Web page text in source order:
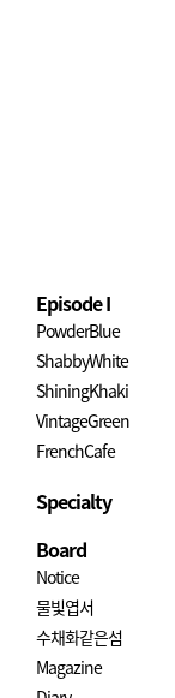
Episode I
PowderBlue
ShabbyWhite
ShiningKhaki
VintageGreen
FrenchCafe
Specialty
Board
Notice
물빛엽서
수채화같은섬
Magazine